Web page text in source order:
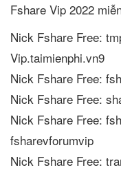
Fshare Vip 2022
Nick Fshare Free:
Vip.taimienphi.vn9
Nick Fshare Free:
Nick Fshare Free:
Nick Fshare Free:
fsharevforumvip
Nick Fshare Free: